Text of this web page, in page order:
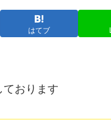
はてブ
ております